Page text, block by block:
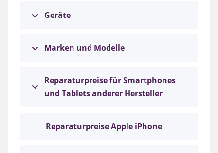
Geräte
Marken und Modelle
Reparaturpreise für Smartphones
und Tablets anderer Hersteller
Reparaturpreise Apple iPhone